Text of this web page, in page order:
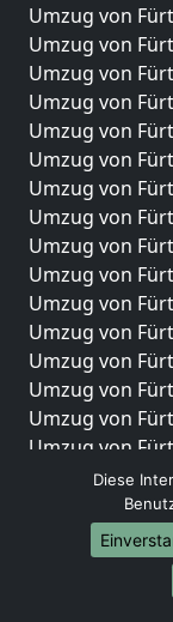
Umzug von
Umzug von
Umzug von
Umzug von
Umzug von
Umzug von
Umzug von
Umzug von
Umzug von
Umzug von
Umzug von
Umzug von
Umzug von
Umzug von
Umzug von
Umzug von
Umzug von
Umzug von
Umzug von
Umzug von
Umzüge-
Diese